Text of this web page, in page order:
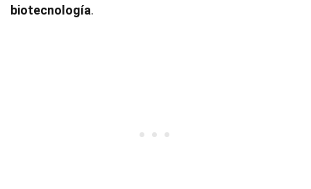
biotecnología.